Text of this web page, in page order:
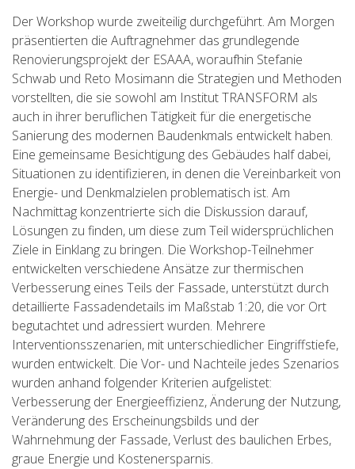
Der Workshop wurde zweiteilig durchgeführt. Am Morgen
präsentierten die Auftragnehmer das grundlegende
Renovierungsprojekt der ESAAA, woraufhin Stefanie
Schwab und Reto Mosimann die Strategien und Methoden
vorstellten, die sie sowohl am Institut TRANSFORM als
auch in ihrer beruflichen Tätigkeit für die energetische
Sanierung des modernen Baudenkmals entwickelt haben.
Eine gemeinsame Besichtigung des Gebäudes half dabei,
Situationen zu identifizieren, in denen die Vereinbarkeit von
Energie- und Denkmalzielen problematisch ist. Am
Nachmittag konzentrierte sich die Diskussion darauf,
Lösungen zu finden, um diese zum Teil widersprüchlichen
Ziele in Einklang zu bringen. Die Workshop-Teilnehmer
entwickelten verschiedene Ansätze zur thermischen
Verbesserung eines Teils der Fassade, unterstützt durch
detaillierte Fassadendetails im Maßstab 1:20, die vor Ort
begutachtet und adressiert wurden. Mehrere
Interventionsszenarien, mit unterschiedlicher Eingriffstiefe,
wurden entwickelt. Die Vor- und Nachteile jedes Szenarios
wurden anhand folgender Kriterien aufgelistet:
Verbesserung der Energieeffizienz, Änderung der Nutzung,
Veränderung des Erscheinungsbilds und der
Wahrnehmung der Fassade, Verlust des baulichen Erbes,
graue Energie und Kostenersparnis.